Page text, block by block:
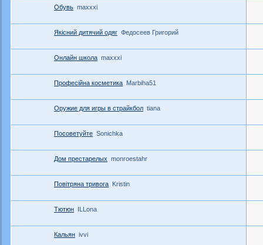
Обувь maxxxi
Якісний дитячий одяг Федосеев Григорий
Онлайн школа maxxxi
Професійна косметика Marbiha51
Оружие для игры в страйкбол tiana
Посоветуйте Sonichka
Дом престарелых monroestahr
Повітряна тривога Kristin
Тютюн ILLona
Кальян ivvi